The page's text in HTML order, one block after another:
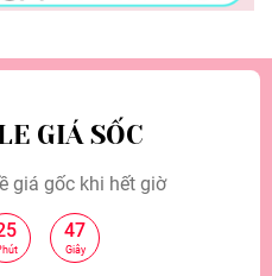
GIÁ SỐC
giá gốc khi hết giờ
46
Giây